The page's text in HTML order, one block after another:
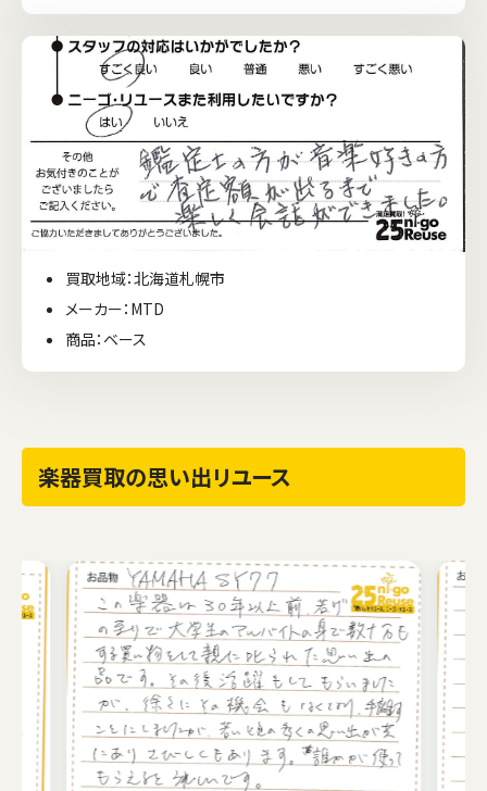
買取地域：北海道札幌市
メーカー：MTD
商品：ベース
楽器買取の思い出リユース